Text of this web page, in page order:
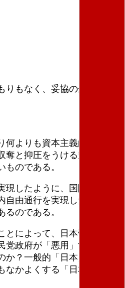
もなく、妥協の余地なく
よりも資本主義的帝国主
と抑圧をうける空間であ
のである。
したように、国際的地方
由通行を実現したのにく
のである。
によって、日本帝国主義
政府が「悪用」すること
？一般的「日本」などと
かよくする「日本」があ